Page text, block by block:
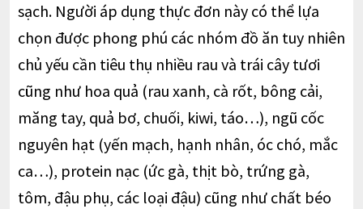
sạch. Người áp dụng thực đơn này có thể lựa
chọn được phong phú các nhóm đồ ăn tuy nhiên
chủ yếu cần tiêu thụ nhiều rau và trái cây tươi
cũng như hoa quả (rau xanh, cà rốt, bông cải,
măng tay, quả bơ, chuối, kiwi, táo…), ngũ cốc
nguyên hạt (yến mạch, hạnh nhân, óc chó, mắc
ca…), protein nạc (ức gà, thịt bò, trứng gà,
tôm, đậu phụ, các loại đậu) cũng như chất béo